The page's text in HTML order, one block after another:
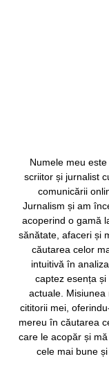
Numele meu
scriitor și jurnalist
comunicării
Jurnalism și am
acoperind o gamă
sănătate, afaceri și
căutarea celor
intuitivă în
captez esența
actuale. Misiunea
cititorii mei,
mereu în căutarea
care le acopăr și
cele mai bune